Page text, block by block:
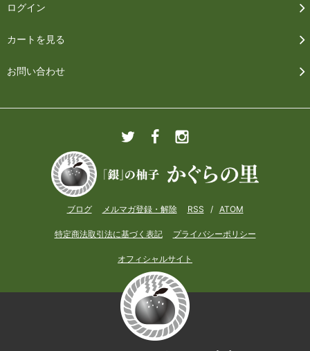
ログイン
カートを見る
お問い合わせ
ブログ メルマガ登録・解除 RSS / ATOM
特定商法取引法に基づく表記 プライバシーポリシー
オフィシャルサイト